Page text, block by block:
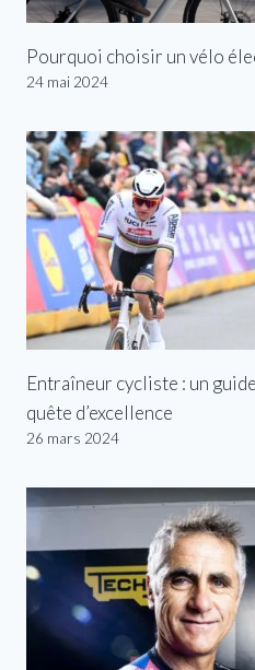
Pourquoi choisir un vélo
24 mai 2024
Entraîneur cycliste : un
quête d’excellence
26 mars 2024